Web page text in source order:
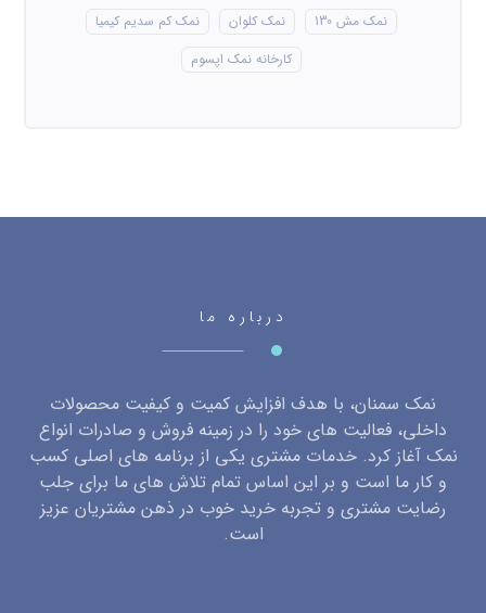
نمک مش 130
نمک کلوان
نمک کم سدیم کیمیا
کارخانه نمک اپسوم
درباره ما
نمک سمنان، با هدف افزایش کمیت و کیفیت محصولات
داخلی، فعالیت های خود را در زمینه فروش و صادرات انواع
نمک آغاز کرد. خدمات مشتری یکی از برنامه های اصلی کسب
و کار ما است و بر این اساس تمام تلاش های ما برای جلب
رضایت مشتری و تجربه خرید خوب در ذهن مشتریان عزیز
است.